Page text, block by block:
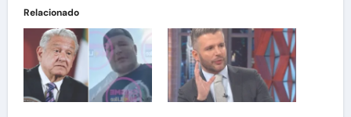
Relacionado